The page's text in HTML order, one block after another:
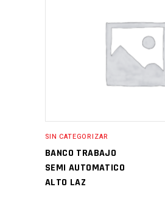
SIN CATEGORIZAR
BANCO TRABAJO
SEMI AUTOMATICO
ALTO LAZ